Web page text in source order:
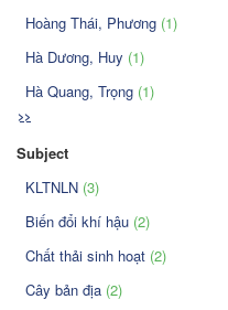
Hoàng Thái, Phương (1)
Hà Dương, Huy (1)
Hà Quang, Trọng (1)
>>
Subject
KLTNLN (3)
Biến đổi khí hậu (2)
Chất thải sinh hoạt (2)
Cây bản địa (2)